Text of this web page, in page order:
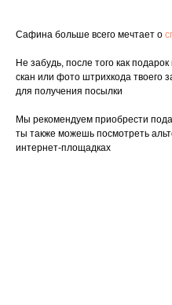
Сафина больше всего мечтает о
Не забудь, после того как
скан или фото штрихкода твоего
для получения посылки
Мы рекомендуем приобрести
ты также можешь посмотреть
интернет-площадках